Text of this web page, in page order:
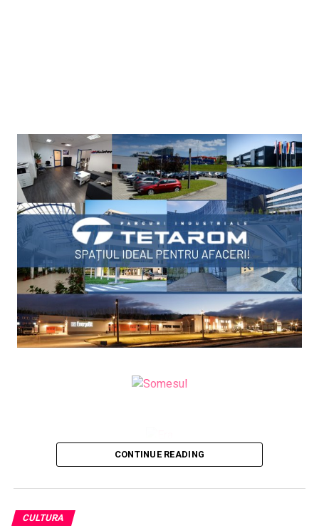
CONTINUE READING
CULTURA